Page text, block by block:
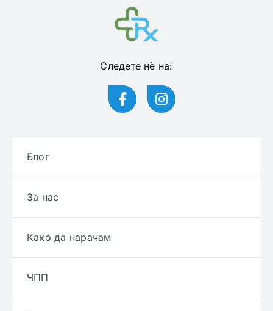
Следете нѐ на:
Блог
За нас
Како да нарачам
ЧПП